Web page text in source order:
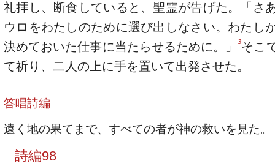
礼拝し、断食していると、聖霊が告げた。「さ
ウロをわたしのために選び出しなさい。わたし
決めておいた仕事に当たらせるために。」3そこ
て祈り、二人の上に手を置いて出発させた。
答唱詩編
遠く地の果てまで、すべての者が神の救いを見た。
詩編98